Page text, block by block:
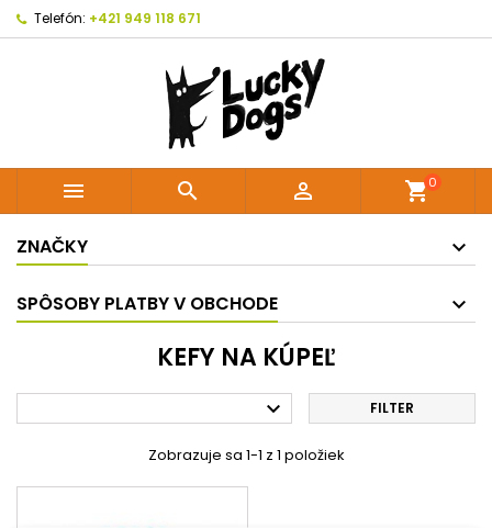
Telefón: +421 949 118 671
   shopping_cart0
ZNAČKY
SPÔSOBY PLATBY V OBCHODE
KEFY NA KÚPEĽ
 FILTER
Zobrazuje sa 1-1 z 1 položiek